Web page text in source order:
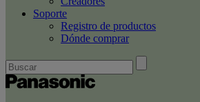
Soporte
Registro de productos
Dónde comprar